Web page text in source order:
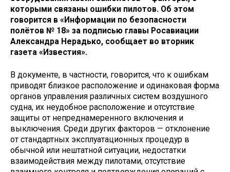
которыми связаны ошибки пилотов. Об этом
говорится в «Информации по безопасности
полётов № 18» за подписью главы Росавиации
Александра Нерадько, сообщает во вторник
газета «Известия».
В документе, в частности, говорится, что к ошибкам
приводят близкое расположение и одинаковая форма
органов управления различных систем воздушного
судна, их неудобное расположение и отсутствие
защиты от непреднамеренного включения и
выключения. Среди других факторов — отклонение
от стандартных эксплуатационных процедур в
обычной или нештатной ситуации, недостатки
взаимодействия между пилотами, отсутствие